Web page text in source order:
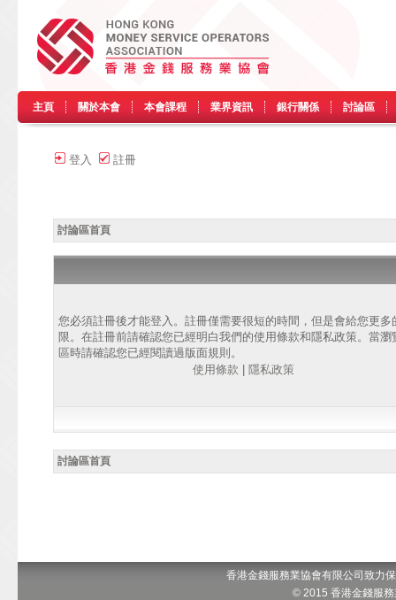
主頁 關於本會 本會課程 業界資訊 銀行關係 討論區
登入 註冊
討論區首頁
您必須註冊後才能登入。註冊僅需要很短的時間，但是會給您更多
限。在註冊前請確認您已經明白我們的使用條款和隱私政策。當瀏
區時請確認您已經閱讀過版面規則。
使用條款
隱私政策
討論區首頁
香港金錢服務業協會有限公司致力
© 2015 香港金錢服